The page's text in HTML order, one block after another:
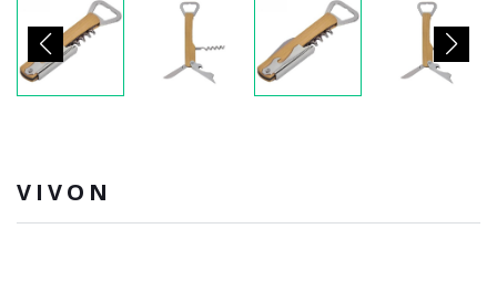
VIVON